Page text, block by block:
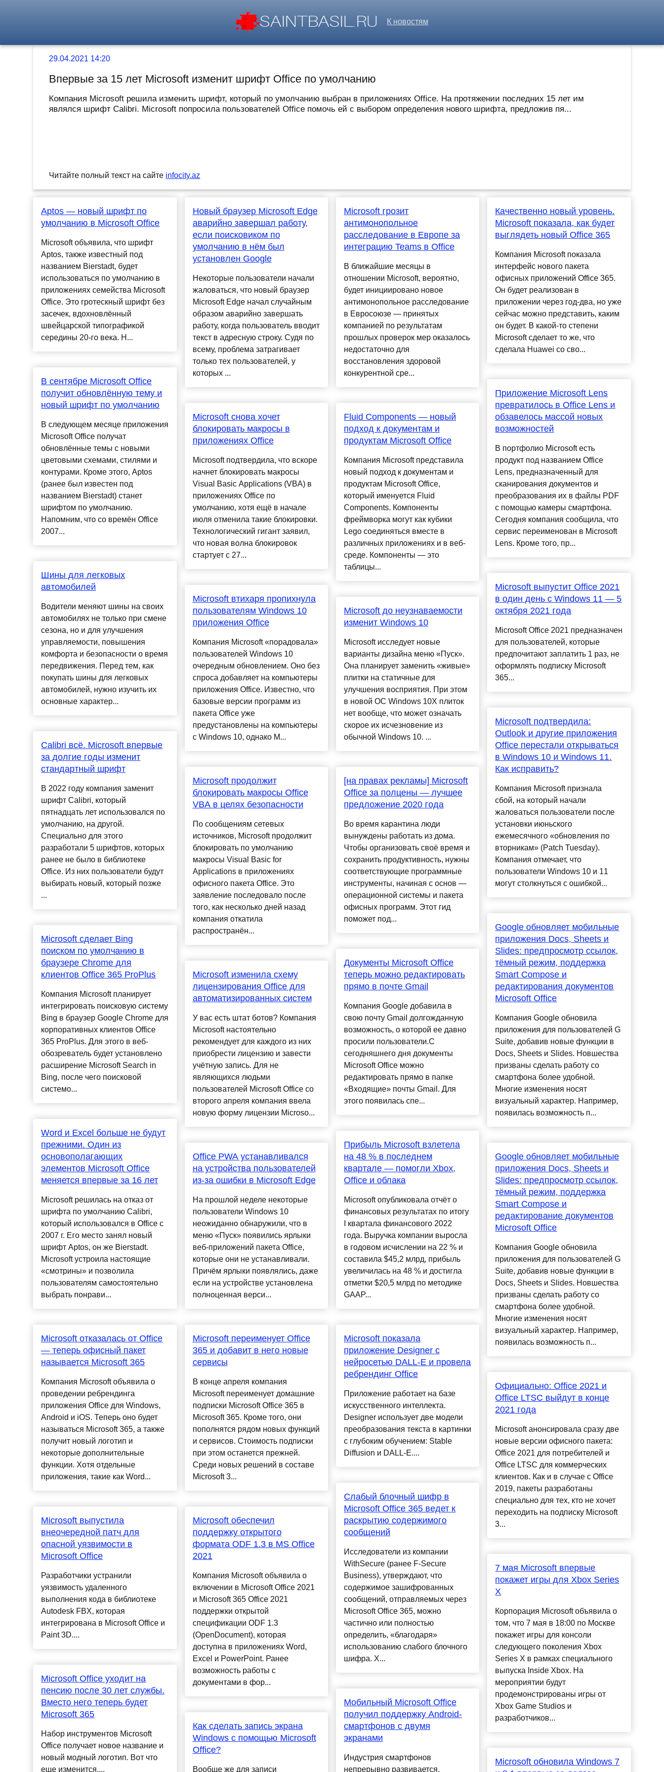
К новостям
29.04.2021 14:20
Впервые за 15 лет Microsoft изменит шрифт Office по умолчанию
Компания Microsoft решила изменить шрифт, который по умолчанию выбран в приложениях Office. На протяжении последних 15 лет им
являлся шрифт Calibri. Microsoft попросила пользователей Office помочь ей с выбором определения нового шрифта, предложив пя...
Читайте полный текст на сайте infocity.az
Aptos — новый шрифт по
умолчанию в Microsoft Office
Microsoft объявила, что шрифт
Aptos, также известный под
названием Bierstadt, будет
использоваться по умолчанию в
приложениях семейства Microsoft
Office. Это гротескный шрифт без
засечек, вдохновлённый
швейцарской типографикой
середины 20-го века. Н...
В сентябре Microsoft Office
получит обновлённую тему и
новый шрифт по умолчанию
В следующем месяце приложения
Microsoft Office получат
обновлённые темы с новыми
цветовыми схемами, стилями и
контурами. Кроме этого, Aptos
(ранее был известен под
названием Bierstadt) станет
шрифтом по умолчанию.
Напомним, что со времён Office
2007...
Шины для легковых
автомобилей
Водители меняют шины на своих
автомобилях не только при смене
сезона, но и для улучшения
управляемости, повышения
комфорта и безопасности о время
передвижения. Перед тем, как
покупать шины для легковых
автомобилей, нужно изучить их
основные характер...
Calibri всё. Microsoft впервые
за долгие годы изменит
стандартный шрифт
В 2022 году компания заменит
шрифт Calibri, который
пятнадцать лет использовался по
умолчанию, на другой.
Специально для этого
разработали 5 шрифтов, которых
ранее не было в библиотеке
Office. Из них пользователи будут
выбирать новый, который позже
...
Microsoft сделает Bing
поиском по умолчанию в
браузере Chrome для
клиентов Office 365 ProPlus
Компания Microsoft планирует
интегрировать поисковую систему
Bing в браузер Google Chrome для
корпоративных клиентов Office
365 ProPlus. Для этого в веб-
обозреватель будет установлено
расширение Microsoft Search in
Bing, после чего поисковой
системо...
Word и Excel больше не будут
прежними. Один из
основополагающих
элементов Microsoft Office
меняется впервые за 16 лет
Microsoft решилась на отказ от
шрифта по умолчанию Calibri,
который использовался в Office с
2007 г. Его место занял новый
шрифт Aptos, он же Bierstadt.
Microsoft устроила настоящие
«смотрины» и позволила
пользователям самостоятельно
выбрать понрави...
Microsoft отказалась от Office
— теперь офисный пакет
называется Microsoft 365
Компания Microsoft объявила о
проведении ребрендинга
приложения Office для Windows,
Android и iOS. Теперь оно будет
называться Microsoft 365, а также
получит новый логотип и
некоторые дополнительные
функции. Хотя отдельные
приложения, такие как Word...
Microsoft выпустила
внеочередной патч для
опасной уязвимости в
Microsoft Office
Разработчики устранили
уязвимость удаленного
выполнения кода в библиотеке
Autodesk FBX, которая
интегрирована в Microsoft Office и
Paint 3D....
Microsoft Office уходит на
пенсию после 30 лет службы.
Вместо него теперь будет
Microsoft 365
Набор инструментов Microsoft
Office получает новое название и
новый модный логотип. Вот что
еще изменится....
Новый браузер Microsoft Edge
аварийно завершал работу,
если поисковиком по
умолчанию в нём был
установлен Google
Некоторые пользователи начали
жаловаться, что новый браузер
Microsoft Edge начал случайным
образом аварийно завершать
работу, когда пользователь вводит
текст в адресную строку. Судя по
всему, проблема затрагивает
только тех пользователей, у
которых ...
Microsoft снова хочет
блокировать макросы в
приложениях Office
Microsoft подтвердила, что вскоре
начнет блокировать макросы
Visual Basic Applications (VBA) в
приложениях Office по
умолчанию, хотя ещё в начале
июля отменила такие блокировки.
Технологический гигант заявил,
что новая волна блокировок
стартует с 27...
Microsoft втихаря пропихнула
пользователям Windows 10
приложения Office
Компания Microsoft «порадовала»
пользователей Windows 10
очередным обновлением. Оно без
спроса добавляет на компьютеры
приложения Office. Известно, что
базовые версии программ из
пакета Office уже
предустановлены на компьютеры
с Windows 10, однако M...
Microsoft продолжит
блокировать макросы Office
VBA в целях безопасности
По сообщениям сетевых
источников, Microsoft продолжит
блокировать по умолчанию
макросы Visual Basic for
Applications в приложениях
офисного пакета Office. Это
заявление последовало после
того, как несколько дней назад
компания откатила
распространён...
Microsoft изменила схему
лицензирования Office для
автоматизированных систем
У вас есть штат ботов? Компания
Microsoft настоятельно
рекомендует для каждого из них
приобрести лицензию и завести
учётную запись. Для не
являющихся людьми
пользователей Microsoft Office со
второго апреля компания ввела
новую форму лицензии Microso...
Office PWA устанавливался
на устройства пользователей
из-за ошибки в Microsoft Edge
На прошлой неделе некоторые
пользователи Windows 10
неожиданно обнаружили, что в
меню «Пуск» появились ярлыки
веб-приложений пакета Office,
которые они не устанавливали.
Причём ярлыки появлялись, даже
если на устройстве установлена
полноценная верси...
Microsoft переименует Office
365 и добавит в него новые
сервисы
В конце апреля компания
Microsoft переименует домашние
подписки Microsoft Office 365 в
Microsoft 365. Кроме того, они
пополнятся рядом новых функций
и сервисов. Стоимость подписки
при этом останется прежней.
Среди новых решений в составе
Microsoft 3...
Microsoft обеспечил
поддержку открытого
формата ODF 1.3 в MS Office
2021
Компания Microsoft объявила о
включении в Microsoft Office 2021
и Microsoft 365 Office 2021
поддержки открытой
спецификации ODF 1.3
(OpenDocument), которая
доступна в приложениях Word,
Excel и PowerPoint. Ранее
возможность работы с
документами в фор...
Как сделать запись экрана
Windows с помощью Microsoft
Office?
Вообще же для записи
Microsoft грозит
антимонопольное
расследование в Европе за
интеграцию Teams в Office
В ближайшие месяцы в
отношении Microsoft, вероятно,
будет инициировано новое
антимонопольное расследование
в Евросоюзе — принятых
компанией по результатам
прошлых проверок мер оказалось
недостаточно для
восстановления здоровой
конкурентной сре...
Fluid Components — новый
подход к документам и
продуктам Microsoft Office
Компания Microsoft представила
новый подход к документам и
продуктам Microsoft Office,
который именуется Fluid
Components. Компоненты
фреймворка могут как кубики
Lego соединяться вместе в
различных приложениях и в веб-
среде. Компоненты — это
таблицы...
Microsoft до неузнаваемости
изменит Windows 10
Microsoft исследует новые
варианты дизайна меню «Пуск».
Она планирует заменить «живые»
плитки на статичные для
улучшения восприятия. При этом
в новой ОС Windows 10X плиток
нет вообще, что может означать
скорое их исчезновение из
обычной Windows 10. ...
[на правах рекламы] Microsoft
Office за полцены — лучшее
предложение 2020 года
Во время карантина люди
вынуждены работать из дома.
Чтобы организовать своё время и
сохранить продуктивность, нужны
соответствующие программные
инструменты, начиная с основ —
операционной системы и пакета
офисных программ. Этот гид
поможет под...
Документы Microsoft Office
теперь можно редактировать
прямо в почте Gmail
Компания Google добавила в
свою почту Gmail долгожданную
возможность, о которой ее давно
просили пользователи.С
сегодняшнего дня документы
Microsoft Office можно
редактировать прямо в папке
«Входящие» почты Gmail. Для
этого появилась спе...
Прибыль Microsoft взлетела
на 48 % в последнем
квартале — помогли Xbox,
Office и облака
Microsoft опубликовала отчёт о
финансовых результатах по итогу
I квартала финансового 2022
года. Выручка компании выросла
в годовом исчислении на 22 % и
составила $45,2 млрд, прибыль
увеличилась на 48 % и достигла
отметки $20,5 млрд по методике
GAAP...
Microsoft показала
приложение Designer с
нейросетью DALL-E и провела
ребрендинг Office
Приложение работает на базе
искусственного интеллекта.
Designer использует две модели
преобразования текста в картинки
с глубоким обучением: Stable
Diffusion и DALL-E....
Слабый блочный шифр в
Microsoft Office 365 ведет к
раскрытию содержимого
сообщений
Исследователи из компании
WithSecure (ранее F-Secure
Business), утверждают, что
содержимое зашифрованных
сообщений, отправляемых через
Microsoft Office 365, можно
частично или полностью
определить, «благодаря»
использованию слабого блочного
шифра. Х...
Мобильный Microsoft Office
получил поддержку Android-
смартфонов с двумя
экранами
Индустрия смартфонов
непрерывно развивается,
Качественно новый уровень.
Microsoft показала, как будет
выглядеть новый Office 365
Компания Microsoft показала
интерфейс нового пакета
офисных приложений Office 365.
Он будет реализован в
приложении через год-два, но уже
сейчас можно представить, каким
он будет. В какой-то степени
Microsoft сделает то же, что
сделала Huawei со сво...
Приложение Microsoft Lens
превратилось в Office Lens и
обзавелось массой новых
возможностей
В портфолио Microsoft есть
продукт под названием Office
Lens, предназначенный для
сканирования документов и
преобразования их в файлы PDF
с помощью камеры смартфона.
Сегодня компания сообщила, что
сервис переименован в Microsoft
Lens. Кроме того, пр...
Microsoft выпустит Office 2021
в один день с Windows 11 — 5
октября 2021 года
Microsoft Office 2021 предназначен
для пользователей, которые
предпочитают заплатить 1 раз, не
оформлять подписку Microsoft
365...
Microsoft подтвердила:
Outlook и другие приложения
Office перестали открываться
в Windows 10 и Windows 11.
Как исправить?
Компания Microsoft признала
сбой, на который начали
жаловаться пользователи после
установки июньского
ежемесячного «обновления по
вторникам» (Patch Tuesday).
Компания отмечает, что
пользователи Windows 10 и 11
могут столкнуться с ошибкой...
Google обновляет мобильные
приложения Docs, Sheets и
Slides: предпросмотр ссылок,
тёмный режим, поддержка
Smart Compose и
редактирования документов
Microsoft Office
Компания Google обновила
приложения для пользователей G
Suite, добавив новые функции в
Docs, Sheets и Slides. Новшества
призваны сделать работу со
смартфона более удобной.
Многие изменения носят
визуальный характер. Например,
появилась возможность п...
Google обновляет мобильные
приложения Docs, Sheets и
Slides: предпросмотр ссылок,
тёмный режим, поддержка
Smart Compose и
редактирование документов
Microsoft Office
Компания Google обновила
приложения для пользователей G
Suite, добавив новые функции в
Docs, Sheets и Slides. Новшества
призваны сделать работу со
смартфона более удобной.
Многие изменения носят
визуальный характер. Например,
появилась возможность п...
Официально: Office 2021 и
Office LTSC выйдут в конце
2021 года
Microsoft анонсировала сразу две
новые версии офисного пакета:
Office 2021 для потребителей и
Office LTSC для коммерческих
клиентов. Как и в случае с Office
2019, пакеты разработаны
специально для тех, кто не хочет
переходить на подписку Microsoft
3...
7 мая Microsoft впервые
покажет игры для Xbox Series
X
Корпорация Microsoft объявила о
том, что 7 мая в 18:00 по Москве
покажет игры для консоли
следующего поколения Xbox
Series X в рамках специального
выпуска Inside Xbox. На
мероприятии будут
продемонстрированы игры от
Xbox Game Studios и
разработчиков...
Microsoft обновила Windows 7